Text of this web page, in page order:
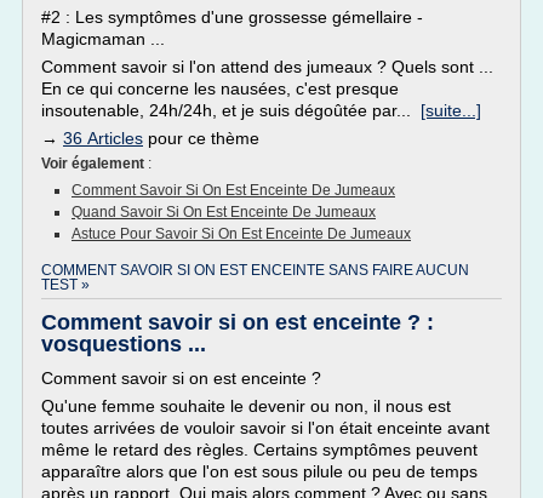
#2 : Les symptômes d'une grossesse gémellaire -
Magicmaman ...
Comment savoir si l'on attend des jumeaux ? Quels sont ...
En ce qui concerne les nausées, c'est presque
insoutenable, 24h/24h, et je suis dégoûtée par... [suite...]
→ 36 Articles pour ce thème
Voir également :
Comment Savoir Si On Est Enceinte De Jumeaux
Quand Savoir Si On Est Enceinte De Jumeaux
Astuce Pour Savoir Si On Est Enceinte De Jumeaux
COMMENT SAVOIR SI ON EST ENCEINTE SANS FAIRE AUCUN
TEST »
Comment savoir si on est enceinte ? :
vosquestions ...
Comment savoir si on est enceinte ?
Qu'une femme souhaite le devenir ou non, il nous est
toutes arrivées de vouloir savoir si l'on était enceinte avant
même le retard des règles. Certains symptômes peuvent
apparaître alors que l'on est sous pilule ou peu de temps
après un rapport. Oui mais alors comment ? Avec ou sans